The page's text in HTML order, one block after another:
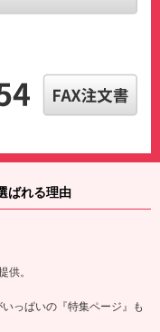
ばれる理由
供。
っぱいの『特集ページ』も